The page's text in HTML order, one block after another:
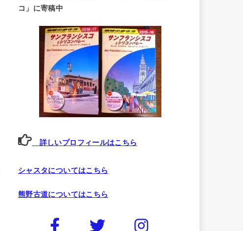
コ」に寄稿中
詳しいプロフィールはこちら
シャスタについてはこちら
熊野古道についてはこちら